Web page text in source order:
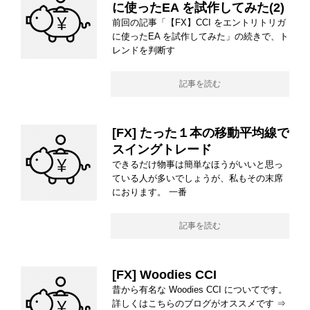
に使ったEA を試作してみた(2)
前回の記事「【FX】CCI をエントリトリガ
に使ったEA を試作してみた」の続きで、ト
レンドを判断す
記事を読む
[FX] たった１本の移動平均線で
スイングトレード
できるだけ物事は簡単なほうがいいと思っ
ている人が多いでしょうが、私もその末席
におります。 一番
記事を読む
[FX] Woodies CCI
昔から有名な Woodies CCI についてです。
詳しくはこちらのブログがオススメです ⇒